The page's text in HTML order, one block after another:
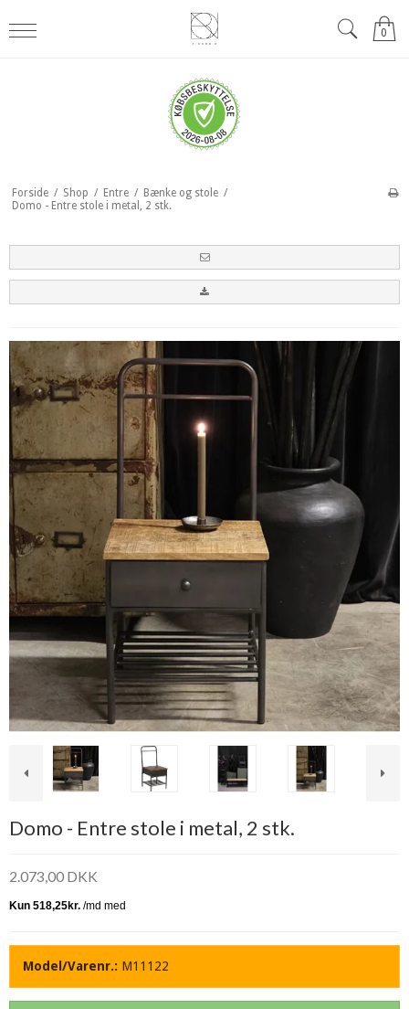
0
Forside / Shop / Entre / Bænke og stole /
Domo - Entre stole i metal, 2 stk.
Domo - Entre stole i metal, 2 stk.
2.073,00 DKK
Model/Varenr.: M11122